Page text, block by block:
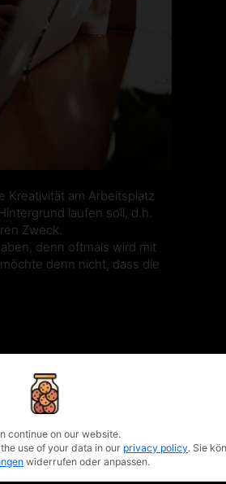
Kreativität am Arbeitsplatz
laufen soll, d.h.
Zweck.
denn oftmals wird mit
denn nicht, dass die
dass 86 produktive
klingelnde Telefone und
Arbeitsplatz und
privacy policy
continue on our website.
use of your data in our privacy policy. Sie
widerrufen oder anpassen.